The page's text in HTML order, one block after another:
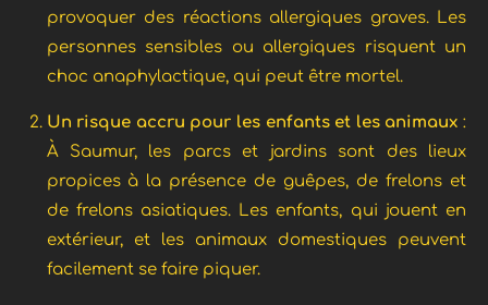
provoquer des réactions allergiques graves. Les
personnes sensibles ou allergiques risquent un
choc anaphylactique, qui peut être mortel.
Un risque accru pour les enfants et les animaux :
À Saumur, les parcs et jardins sont des lieux
propices à la présence de guêpes, de frelons et
de frelons asiatiques. Les enfants, qui jouent en
extérieur, et les animaux domestiques peuvent
facilement se faire piquer.